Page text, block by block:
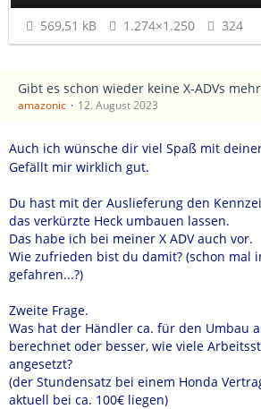
569,51 kB 1.274×1.250 324
Gibt es schon wieder keine X-ADVs
amazonic 12. August 2023
Auch ich wünsche dir viel Spaß mit
Gefällt mir wirklich gut.
Du hast mit der Auslieferung den
das verkürzte Heck umbauen lassen.
Das habe ich bei meiner X ADV auch vor.
Wie zufrieden bist du damit? (schon mal
gefahren...?)
Zweite Frage.
Was hat der Händler ca. für den Umbau
berechnet oder besser, wie viele
angesetzt?
(der Stundensatz bei einem Honda
aktuell bei ca. 100€ liegen)